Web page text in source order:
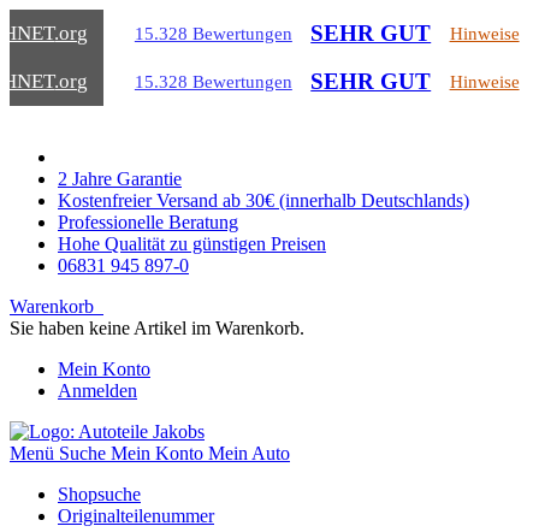
.org 15.328 Bewertungen SEHR GUT Hinweise
.org 15.328 Bewertungen SEHR GUT Hinweise
2 Jahre Garantie
Kostenfreier Versand ab 30€ (innerhalb Deutschlands)
Professionelle Beratung
Hohe Qualität zu günstigen Preisen
06831 945 897-0
Warenkorb
Sie haben keine Artikel im Warenkorb.
Mein Konto
Anmelden
Menü Suche Mein Konto Mein Auto
Shopsuche
Originalteilenummer